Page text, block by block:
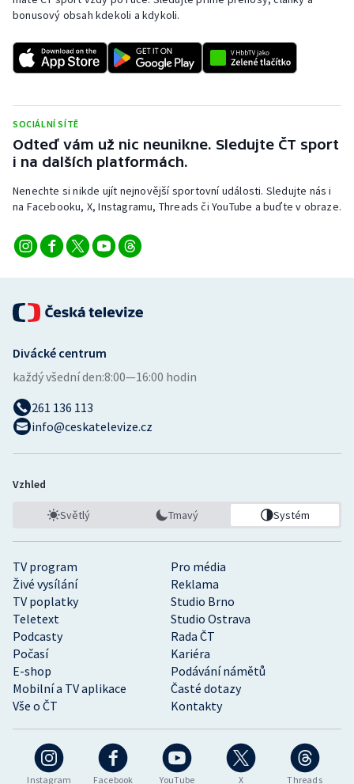
Rychlobruslení
Rychlostní kanoistika
Sportovní střelba
Stolní tenis
Triatlon
Veslování
Vodní slalom
Volejbal
Ostatní
bonusový obsah kdekoli a kdykoli.
SOCIÁLNÍ SÍTĚ
Odteď vám už nic neunikne. Sledujte ČT sport
i na dalších platformách.
Nenechte si nikde ujít nejnovější sportovní události. Sledujte nás i
na Facebooku, X, Instagramu, Threads či YouTube a buďte v obraze.
Instagram Facebook YouTube X Threads
TV program
Pro média
Živé vysílání
Reklama
TV poplatky
Studio Brno
Teletext
Studio Ostrava
Podcasty
Rada ČT
Počasí
Kariéra
E-shop
Podávání námětů
Mobilní a TV aplikace
Časté dotazy
Vše o ČT
Kontakty
Divácké centrum
každý všední den:8:00—16:00 hodin
261 136 113
info@ceskatelevize.cz
Vzhled
Světlý Tmavý Systém